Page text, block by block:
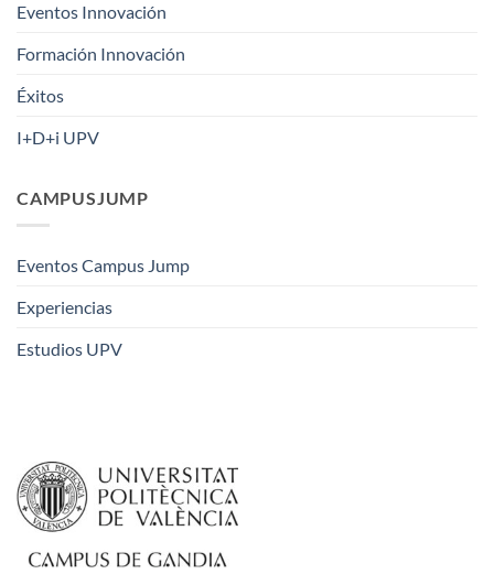
Eventos Innovación
Formación Innovación
Éxitos
I+D+i UPV
CAMPUSJUMP
Eventos Campus Jump
Experiencias
Estudios UPV